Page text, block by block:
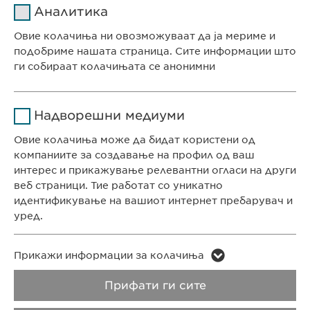
ПРОЧИТАЈ ПОВЕЌЕ
Евофарма АГ Претставништво Скопје
Антон Попов 1-2/3
Скопје, Северна Македонија
КОНТАКТ
info@ewopharma.mk
Заштита на лични
податоци
Политика на
колачиња
sgalinski
Времетраење
Цел
согласност за колачиња
Аналитика
Овие колачиња ни овозможуваат да ја мериме и
подобриме нашата страница. Сите информации што
ги собираат колачињата се анонимни
Google
Времетраење
Име vuid
услуги
Vimeo
Надворешни медиуми
Овие колачиња може да бидат користени од
компаниите за создавање на профил од ваш
интерес и прикажување релевантни огласи на други
веб страници. Тие работат со уникатно
идентификување на вашиот интернет пребарувач и
уред.
LinkedIn
Прикажи информации за колачиња
Прифати ги сите